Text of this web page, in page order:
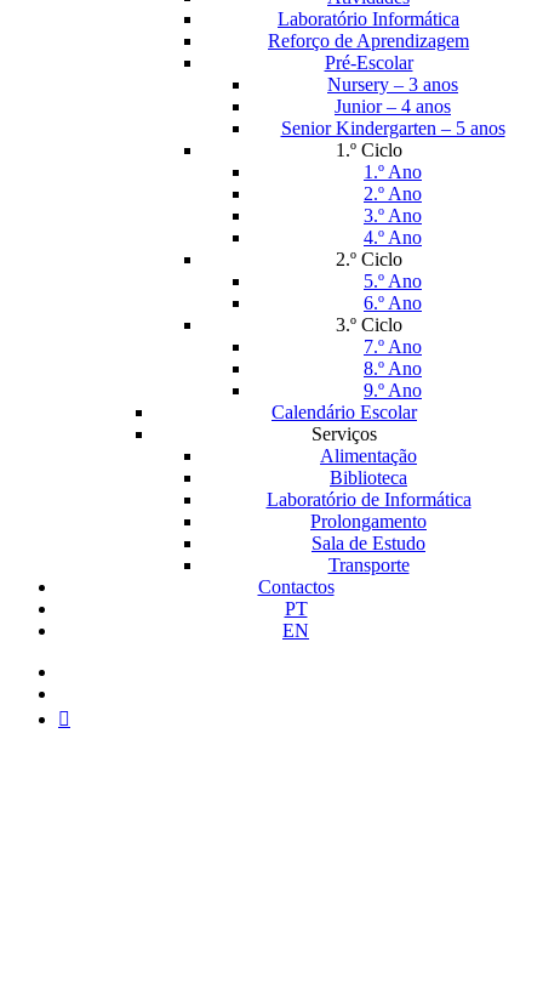
Laboratório Informática
Reforço de Aprendizagem
Pré-Escolar
Nursery – 3 anos
Junior – 4 anos
Senior Kindergarten – 5 anos
1.º Ciclo
1.º Ano
2.º Ano
3.º Ano
4.º Ano
2.º Ciclo
5.º Ano
6.º Ano
3.º Ciclo
7.º Ano
8.º Ano
9.º Ano
Calendário Escolar
Serviços
Alimentação
Biblioteca
Laboratório de Informática
Prolongamento
Sala de Estudo
Transporte
Contactos
PT
EN
medium